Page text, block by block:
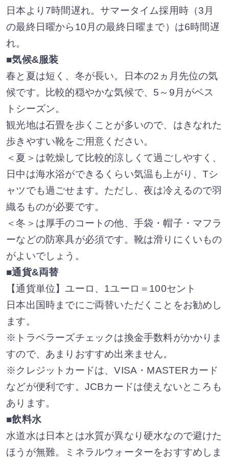
日本より7時間遅れ。サマータイム採用時（3月
の最終日曜から10月の最終日曜まで）は6時間遅
れ。
■気候&服装
春と夏は短く、冬が長い。日本の2ヵ月先位の気
候です。比較的穏やかな気候で、5～9月がベス
トシーズン。
観光地は石畳を歩くことが多いので、はきなれた
歩きやすい靴をご用意ください。
＜夏＞は乾燥して比較的涼しくて過ごしやすく、
日中は海水浴ができるくらい気温も上がり、Tシ
ャツでも過ごせます。ただし、夜は冷えるので羽
織るものが必要です。
＜冬＞は厚手のコートの他、手袋・帽子・マフラ
ーなどの防寒具が必須です。靴は滑りにくいもの
がよいでしょう。
■通貨&両替
【通貨単位】ユーロ、1ユーロ＝100セント
日本出国時までにご両替いただくことをお勧めし
ます。
※トラベラーズチェックは換金手数料がかかりま
すので、あまりおすすめ出来ません。
※クレジットカードは、VISA・MASTERカード
などが便利です。JCBカードは使えないところも
あります。
■飲料水
水道水は日本とは水質が異なり硬水なので避けた
ほうが無難。ミネラルウォーターをおすすめしま